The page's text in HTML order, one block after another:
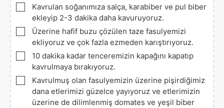
▢
Kavrulan soğanımıza salça, karabiber ve pul biber
ekleyip 2-3 dakika daha kavuruyoruz.
▢
Üzerine hafif buzu çözülen taze fasulyemizi
ekliyoruz ve çok fazla ezmeden karıştırıyoruz.
▢10 dakika kadar tenceremizin kapağını kapatıp
kavrulmaya bırakıyoruz.
▢
Kavrulmuş olan fasulyemizin üzerine pişirdiğimiz
dana etlerimizi güzelce yayıyoruz ve etlerimizin
üzerine de dilimlenmiş domates ve yeşil biber